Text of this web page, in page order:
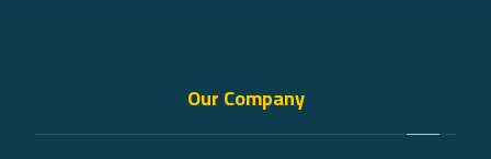
Our Company